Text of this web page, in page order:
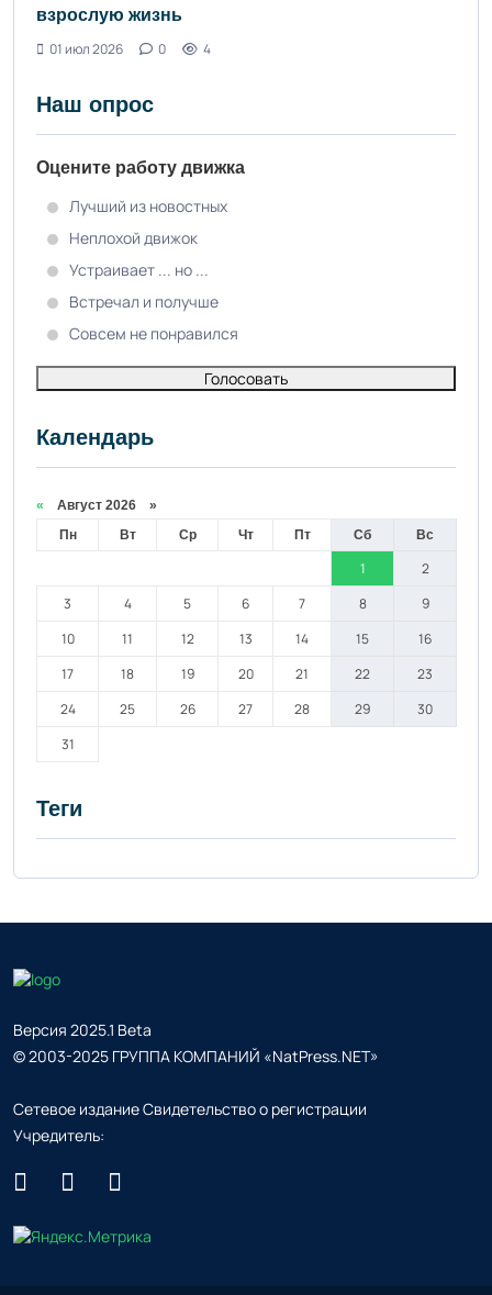
взрослую жизнь
01 июл 2026
0 4
Наш опрос
Оцените работу движка
Лучший из новостных
Неплохой движок
Устраивает ... но ...
Встречал и получше
Совсем не понравился
Голосовать
Календарь
« Август 2026 »
Пн
Вт Ср Чт Пт Сб Вс
1
2
3
4 5 6 7 8
9
10
11 12 13 14 15
16
17
18 19 20 21 22
23
24
25 26 27 28 29
30
31
Теги
Версия 2025.1 Beta
© 2003-2025 ГРУППА КОМПАНИЙ «NatPress.NET»
Сетевое издание Свидетельство о регистрации
Учредитель: